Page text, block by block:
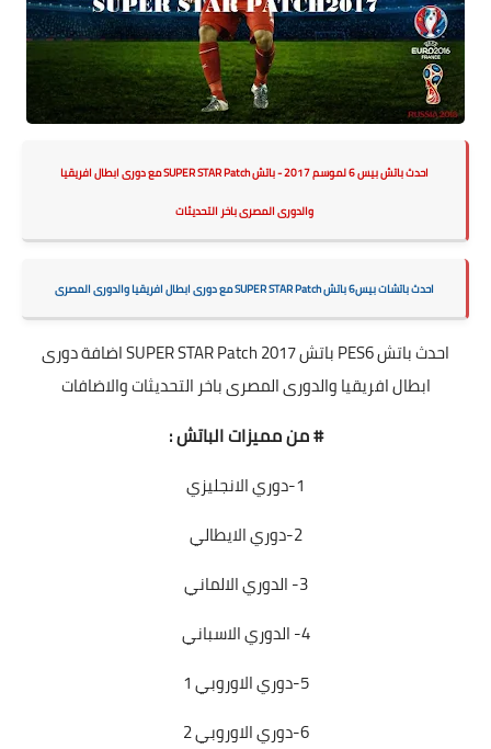
احدث باتش بيس 6 لموسم 2017 - باتش SUPER STAR Patch مع دورى ابطال افريقيا
والدورى المصرى باخر التحديثات
احدث باتشات بيس6 باتش SUPER STAR Patch مع دورى ابطال افريقيا والدورى المصرى
احدث باتش PES6 باتش SUPER STAR Patch 2017 اضافة دورى
ابطال افريقيا والدورى المصرى باخر التحديثات والاضافات
# من مميزات الباتش :
1-دوري الانجليزي
2-دوري الايطالي
3- الدوري الالماني
4- الدوري الاسباني
5-دوري الاوروبي 1
6-دوري الاوروبي 2